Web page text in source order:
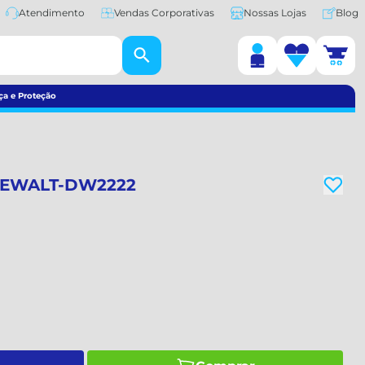
Atendimento Vendas Corporativas Nossas Lojas Blog
e Proteção
DW2222